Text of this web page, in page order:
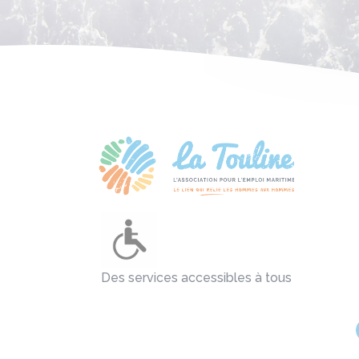
Des services accessibles à tous